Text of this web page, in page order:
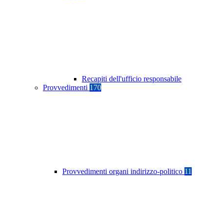
Recapiti dell'ufficio responsabile
Provvedimenti 170
Provvedimenti organi indirizzo-politico 11